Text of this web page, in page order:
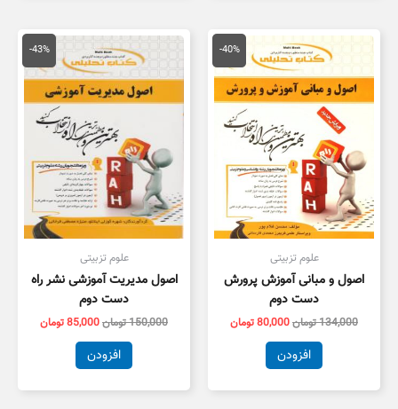
-40%
علوم تزبیتی
اصول و مبانی آموزش پرورش
دست دوم
134,000تومان
قیمت
اصلی
134,000 تومان
بود.
80,000تومان
قیمت
فعلی
80,000 تومان
است.
افزودن
-43%
علوم تزبیتی
اصول مدیریت آموزشی نشر راه
دست دوم
150,000تومان
قیمت
اصلی
150,000 تومان
بود.
85,000تومان
قیمت
فعلی
است.
افزودن